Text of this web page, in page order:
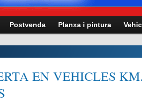
Postvenda Planxa i pintura
EN VEHICLES